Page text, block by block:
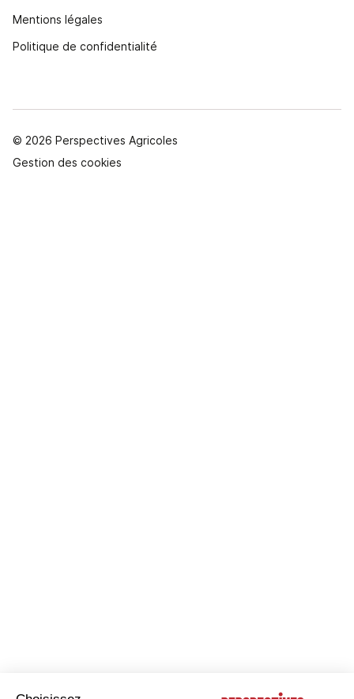
Mentions légales
Politique de confidentialité
© 2026 Perspectives Agricoles
Gestion des cookies